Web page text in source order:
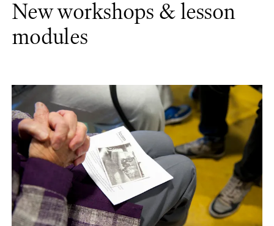
New workshops & lesson
modules